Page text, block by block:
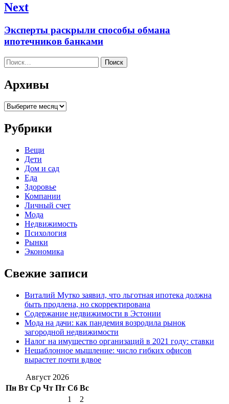
Next
Next
Эксперты раскрыли способы обмана
ипотечников банками
Найти:
Архивы
Архивы
Рубрики
Вещи
Дети
Дом и сад
Еда
Здоровье
Компании
Личный счет
Мода
Недвижимость
Психология
Рынки
Экономика
Свежие записи
Виталий Мутко заявил, что льготная ипотека должна
быть продлена, но скорректирована
Содержание недвижимости в Эстонии
Мода на дачи: как пандемия возродила рынок
загородной недвижимости
Налог на имущество организаций в 2021 году: ставки
Нешаблонное мышление: число гибких офисов
вырастет почти вдвое
Август 2026
Пн Вт Ср Чт Пт Сб Вс
1
2